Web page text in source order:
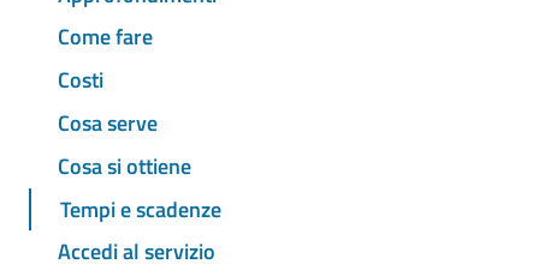
Come fare
Costi
Cosa serve
Cosa si ottiene
Tempi e scadenze
Accedi al servizio